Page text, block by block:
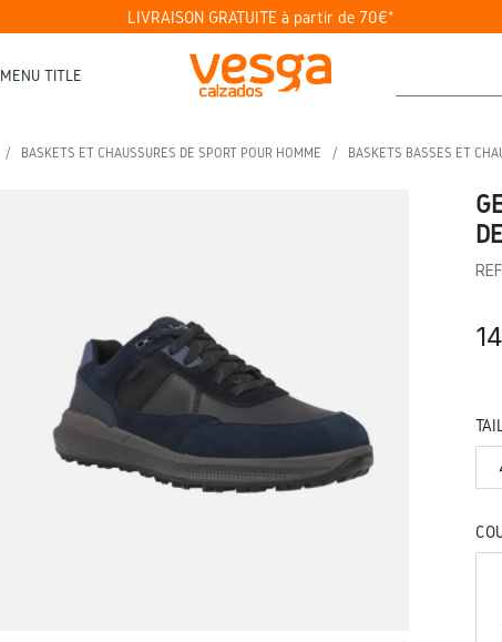
LIVRAISON GRATUITE à partir de 70€*
MENU TITLE
BASKETS ET CHAUSSURES DE SPORT POUR HOMME BASKETS BASSES ET